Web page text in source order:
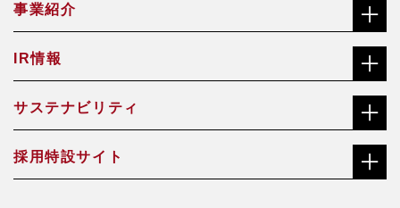
社長メッセージ（ごあいさつ）
沿革
事業紹介
合金鉄事業
焼却灰資源化事業
IR情報
株主・投資家の皆さまへ
サステナビリティ
社長メッセージ（ごあいさつ）
採用特設サイト